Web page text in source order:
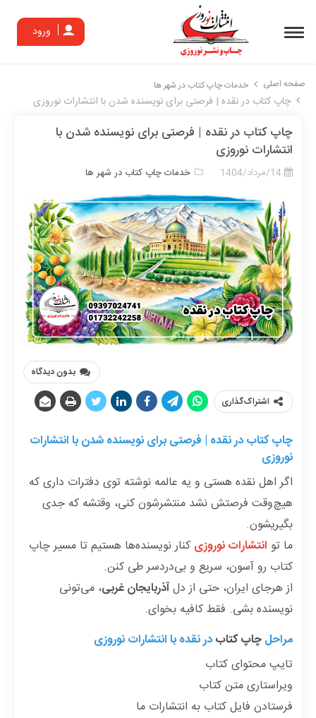
ورود
صفحه اصلی خدمات چاپ کتاب در شهر ها
چاپ کتاب در نقده | فرصتی برای نویسنده شدن با انتشارات نوروزی
چاپ کتاب در نقده | فرصتی برای نویسنده شدن با
انتشارات نوروزی
خدمات چاپ کتاب در شهر ها
بدون دیدگاه
اشتراک‌گذاری
چاپ کتاب در نقده | فرصتی برای نویسنده شدن با انتشارات
نوروزی
اگر اهل نقده هستی و یه عالمه نوشته توی دفترات داری که
هیچ‌وقت فرصتش نشد منتشرشون کنی، وقتشه که جدی
بگیریشون.
ما تو انتشارات نوروزی کنار نویسنده‌ها هستیم تا مسیر چاپ
کتاب رو آسون، سریع و بی‌دردسر طی کنن.
از هرجای ایران، حتی از دلآذربایجان غربی، می‌تونی
نویسنده‌ بشی. فقط کافیه بخوای.
مراحلچاپ کتابدر نقده با انتشارات نوروزی
تایپ محتوای کتاب
ویراستاری متن کتاب
فرستادن فایل کتاب به انتشارات ما